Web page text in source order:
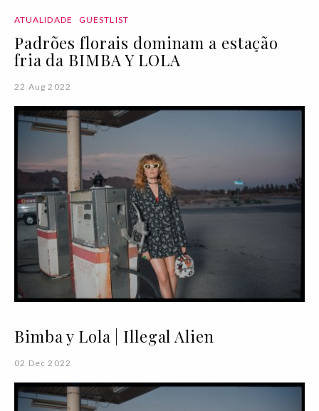
ATUALIDADE GUESTLIST
Padrões florais dominam a estação
fria da BIMBA Y LOLA
22 Aug 2022
Bimba y Lola | Illegal Alien
02 Dec 2022